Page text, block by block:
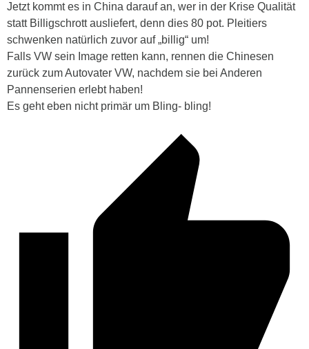
Jetzt kommt es in China darauf an, wer in der Krise Qualität
statt Billigschrott ausliefert, denn dies 80 pot. Pleitiers
schwenken natürlich zuvor auf „billig“ um!
Falls VW sein Image retten kann, rennen die Chinesen
zurück zum Autovater VW, nachdem sie bei Anderen
Pannenserien erlebt haben!
Es geht eben nicht primär um Bling- bling!